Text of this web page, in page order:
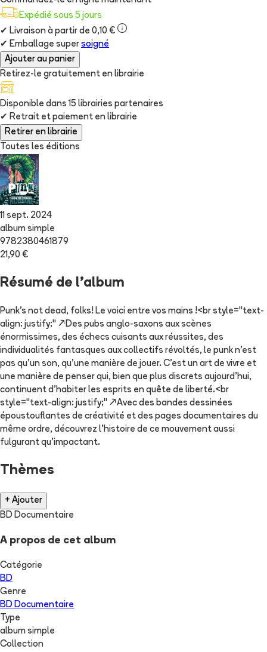
Expédié sous 5 jours
✔ Livraison à partir de 0,10 €
✔ Emballage super soigné
Ajouter au panier
Retirez-le gratuitement en librairie
Disponible dans 15 librairies partenaires
✔ Retrait et paiement en librairie
Retirer en librairie
Toutes les éditions
11 sept. 2024
album simple
9782380461879
21,90 €
Résumé de l'album
Punk’s not dead, folks! Le voici entre vos mains !<br style="text-
align: justify;" />Des pubs anglo-saxons aux scènes
énormissimes, des échecs cuisants aux réussites, des
individualités fantasques aux collectifs révoltés, le punk n’est
pas qu’un son, qu’une manière de jouer. C’est un art de vivre et
une manière de penser qui, bien que plus discrets aujourd’hui,
continuent d’habiter les esprits en quête de liberté.<br
style="text-align: justify;" />Avec des bandes dessinées
époustouflantes de créativité et des pages documentaires du
même ordre, découvrez l’histoire de ce mouvement aussi
fulgurant qu’impactant.
Thèmes
+ Ajouter
BD Documentaire
A propos de cet album
Catégorie
BD
Genre
BD Documentaire
Type
album simple
Collection